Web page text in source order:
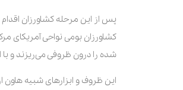
پس از این مرحله کشاورزان
کشاورزان بومی نواحی آمریکای
شده را درون ظروفی می‌ریزند و
این ظروف و ابزارهای شبیه